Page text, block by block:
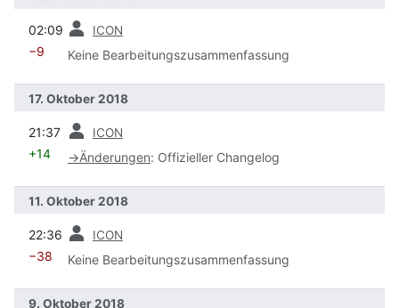
02:09 ICON
−9 Keine Bearbeitungszusammenfassung
17. Oktober 2018
21:37 ICON
+14 →Änderungen: Offizieller Changelog
11. Oktober 2018
22:36 ICON
−38 Keine Bearbeitungszusammenfassung
9. Oktober 2018